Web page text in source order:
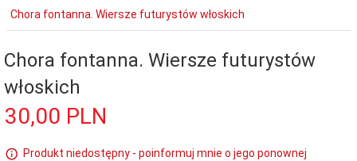
Chora fontanna. Wiersze futurystów włoskich
Chora fontanna. Wiersze futurystów
włoskich
30,00 PLN
Produkt niedostępny - poinformuj mnie o jego ponownej